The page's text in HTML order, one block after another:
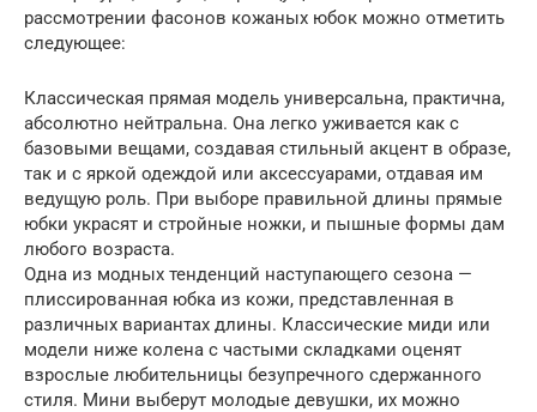
рассмотрении фасонов кожаных юбок можно отметить
следующее:
Классическая прямая модель универсальна, практична,
абсолютно нейтральна. Она легко уживается как с
базовыми вещами, создавая стильный акцент в образе,
так и с яркой одеждой или аксессуарами, отдавая им
ведущую роль. При выборе правильной длины прямые
юбки украсят и стройные ножки, и пышные формы дам
любого возраста.
Одна из модных тенденций наступающего сезона —
плиссированная юбка из кожи, представленная в
различных вариантах длины. Классические миди или
модели ниже колена с частыми складками оценят
взрослые любительницы безупречного сдержанного
стиля. Мини выберут молодые девушки, их можно